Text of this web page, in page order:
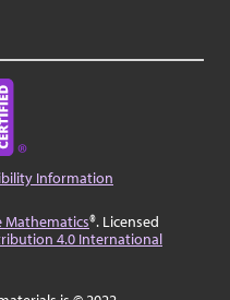
Information
Mathematics®. Licensed
4.0 International